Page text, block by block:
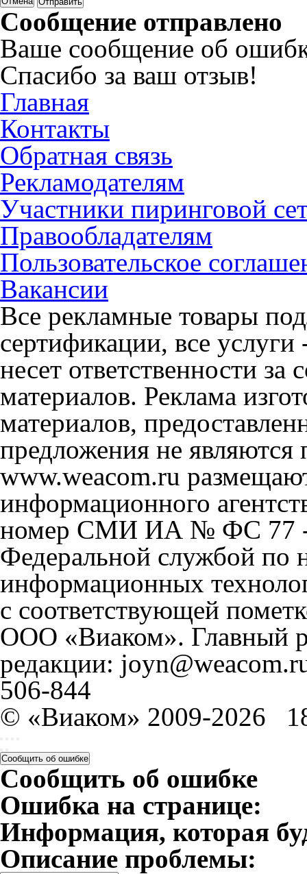
Сообщение отправлено
Ваше сообщение об
Спасибо за ваш отзыв!
Главная
Контакты
Обратная связь
Рекламодателям
Участники пиринговой
Правообладателям
Пользовательское
Вакансии
Все рекламные товары
сертификации, все
несет ответственности
материалов. Реклама
материалов,
предложения не
www.weacom.ru
информационного
номер СМИ ИА № ФС 77 -
Федеральной службой по
информационных
с соответствующей
ООО «Виаком». Главный
редакции:
506-844
© «Виаком» 2009-2026
Сообщить об ошибке
Сообщить об ошибке
Ошибка на странице:
Информация, которая
Описание проблемы: